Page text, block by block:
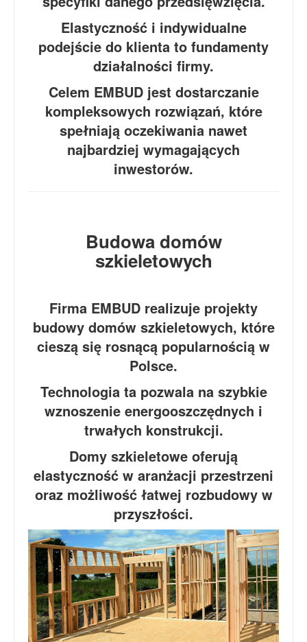
Elastyczność i indywidualne
podejście do klienta to fundamenty
działalności firmy.
Celem EMBUD jest dostarczanie
kompleksowych rozwiązań, które
spełniają oczekiwania nawet
najbardziej wymagających
inwestorów.
Budowa domów
szkieletowych
Firma EMBUD realizuje projekty
budowy domów szkieletowych, które
cieszą się rosnącą popularnością w
Polsce.
Technologia ta pozwala na szybkie
wznoszenie energooszczędnych i
trwałych konstrukcji.
Domy szkieletowe oferują
elastyczność w aranżacji przestrzeni
oraz możliwość łatwej rozbudowy w
przyszłości.